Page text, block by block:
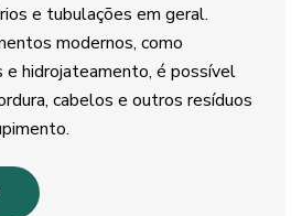
e tubulações em geral.
modernos, como
e hidrojateamento, é possível
cabelos e outros resíduos